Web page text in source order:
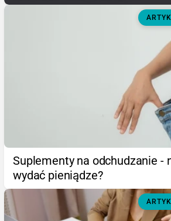
Suplementy na odchudzanie -
wydać pieniądze?